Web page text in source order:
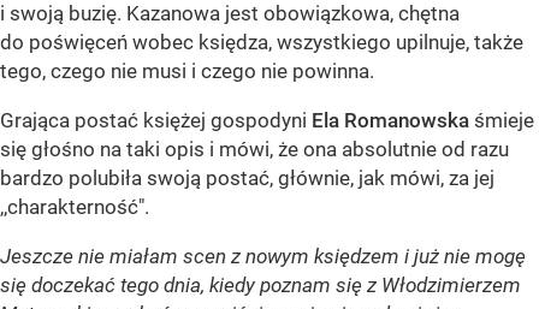
i swoją buzię. Kazanowa jest obowiązkowa, chętna
do poświęceń wobec księdza, wszystkiego upilnuje, także
tego, czego nie musi i czego nie powinna.
Grająca postać księżej gospodyni Ela Romanowska śmieje
się głośno na taki opis i mówi, że ona absolutnie od razu
bardzo polubiła swoją postać, głównie, jak mówi, za jej
,,charakterność".
Jeszcze nie miałam scen z nowym księdzem i już nie mogę
się doczekać tego dnia, kiedy poznam się z Włodzimierzem